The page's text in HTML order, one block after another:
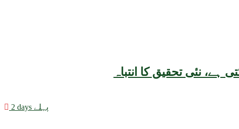
2 days پہلے